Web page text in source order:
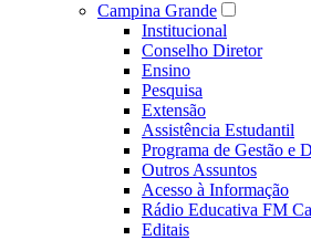
Campina Grande
Institucional
Conselho Diretor
Ensino
Pesquisa
Extensão
Assistência Estudantil
Programa de Gestão e
Outros Assuntos
Acesso à Informação
Rádio Educativa FM
Editais